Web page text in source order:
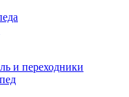
и переходники